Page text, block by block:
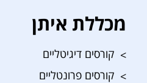
מכללת איתן
קורסים דיגיטליים
קורסים פרונטליים